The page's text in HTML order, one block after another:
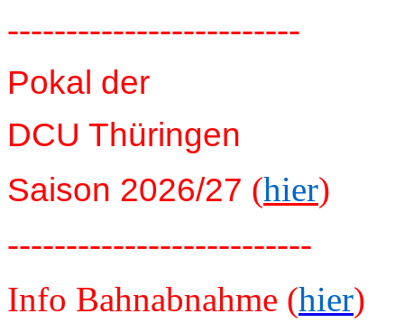
-------------------------
Pokal der
DCU Thüringen
Saison 2026/27 (hier)
--------------------------
Info Bahnabnahme (hier)